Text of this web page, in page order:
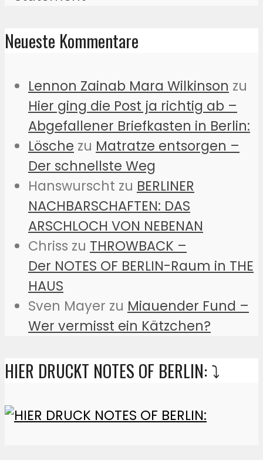
Neueste Kommentare
Lennon Zainab Mara Wilkinson zu
Hier ging die Post ja richtig ab –
Abgefallener Briefkasten in Berlin:
Lösche zu Matratze entsorgen –
Der schnellste Weg
Hanswurscht zu BERLINER
NACHBARSCHAFTEN: DAS
ARSCHLOCH VON NEBENAN
Chriss zu THROWBACK –
Der NOTES OF BERLIN-Raum in THE
HAUS
Sven Mayer zu Miauender Fund –
Wer vermisst ein Kätzchen?
HIER DRUCKT NOTES OF BERLIN: ⤵️